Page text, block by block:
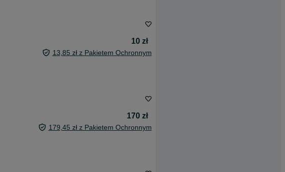
10 zł
13,85 zł z Pakietem Ochronnym
170 zł
179,45 zł z Pakietem Ochronnym